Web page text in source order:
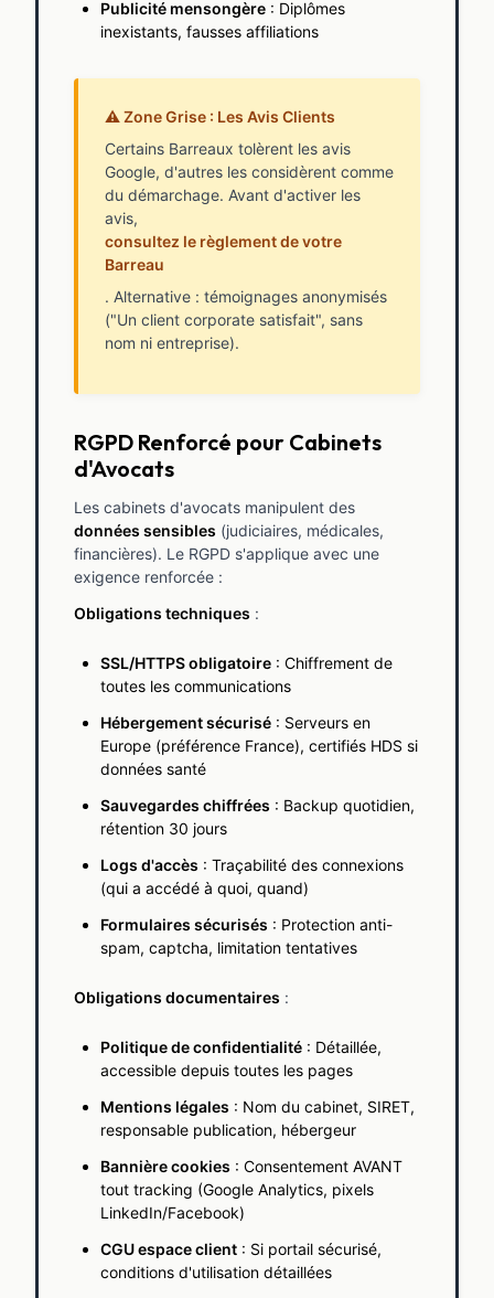
Publicité mensongère : Diplômes
inexistants, fausses affiliations
⚠️ Zone Grise : Les Avis Clients
Certains Barreaux tolèrent les avis
Google, d'autres les considèrent comme
du démarchage. Avant d'activer les
avis,
consultez le règlement de votre
Barreau
. Alternative : témoignages anonymisés
("Un client corporate satisfait", sans
nom ni entreprise).
RGPD Renforcé pour Cabinets
d'Avocats
Les cabinets d'avocats manipulent des
données sensibles (judiciaires, médicales,
financières). Le RGPD s'applique avec une
exigence renforcée :
Obligations techniques :
SSL/HTTPS obligatoire : Chiffrement de
toutes les communications
Hébergement sécurisé : Serveurs en
Europe (préférence France), certifiés HDS si
données santé
Sauvegardes chiffrées : Backup quotidien,
rétention 30 jours
Logs d'accès : Traçabilité des connexions
(qui a accédé à quoi, quand)
Formulaires sécurisés : Protection anti-
spam, captcha, limitation tentatives
Obligations documentaires :
Politique de confidentialité : Détaillée,
accessible depuis toutes les pages
Mentions légales : Nom du cabinet, SIRET,
responsable publication, hébergeur
Bannière cookies : Consentement AVANT
tout tracking (Google Analytics, pixels
LinkedIn/Facebook)
CGU espace client : Si portail sécurisé,
conditions d'utilisation détaillées